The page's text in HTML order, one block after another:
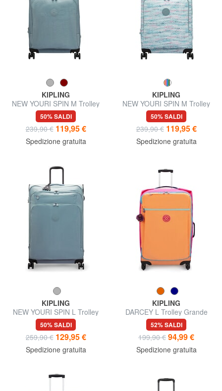
KIPLING
NEW YOURI SPIN M Trolley
misura media
50% SALDI
239,90 € 119,95 €
Spedizione gratuita
KIPLING
NEW YOURI SPIN M Trolley
medio espandibile
50% SALDI
239,90 € 119,95 €
Spedizione gratuita
KIPLING
NEW YOURI SPIN L Trolley
misura grande
50% SALDI
259,90 € 129,95 €
Spedizione gratuita
KIPLING
DARCEY L Trolley Grande
52% SALDI
199,90 € 94,99 €
Spedizione gratuita